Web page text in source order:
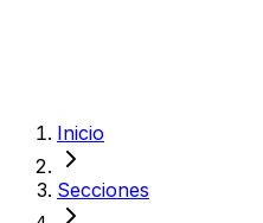
Inicio
Secciones